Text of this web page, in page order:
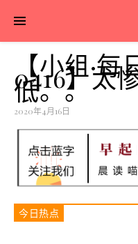
【小组·
0416】太
低。。
2020年4月16日
今日热点